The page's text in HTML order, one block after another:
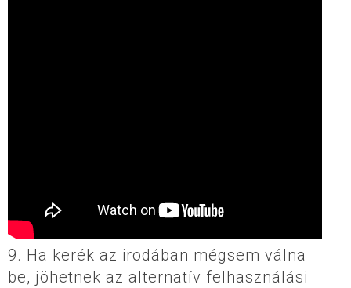
9. Ha kerék az irodában mégsem válna
be, jöhetnek az alternatív felhasználási